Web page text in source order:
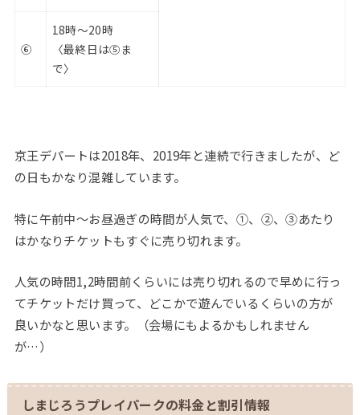
⑥
18時〜20時
〈最終日は⑤ま
で〉
京王デパートは2018年、2019年と連続で行きましたが、ど
の日もかなり混雑しています。
特に午前中～お昼過ぎの時間が人気で、①、②、③あたり
はかなりチケットもすぐに売り切れます。
人気の時間1,2時間前くらいには売り切れるので早めに行っ
てチケットだけ買って、どこかで遊んでいるくらいの方が
良いかなと思います。（会場にもよるかもしれません
が…）
しまじろうプレイパークの料金と割引情報